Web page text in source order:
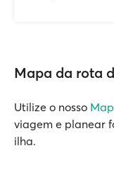
Mapa da rota
Utilize o nosso
viagem e planear
ilha.